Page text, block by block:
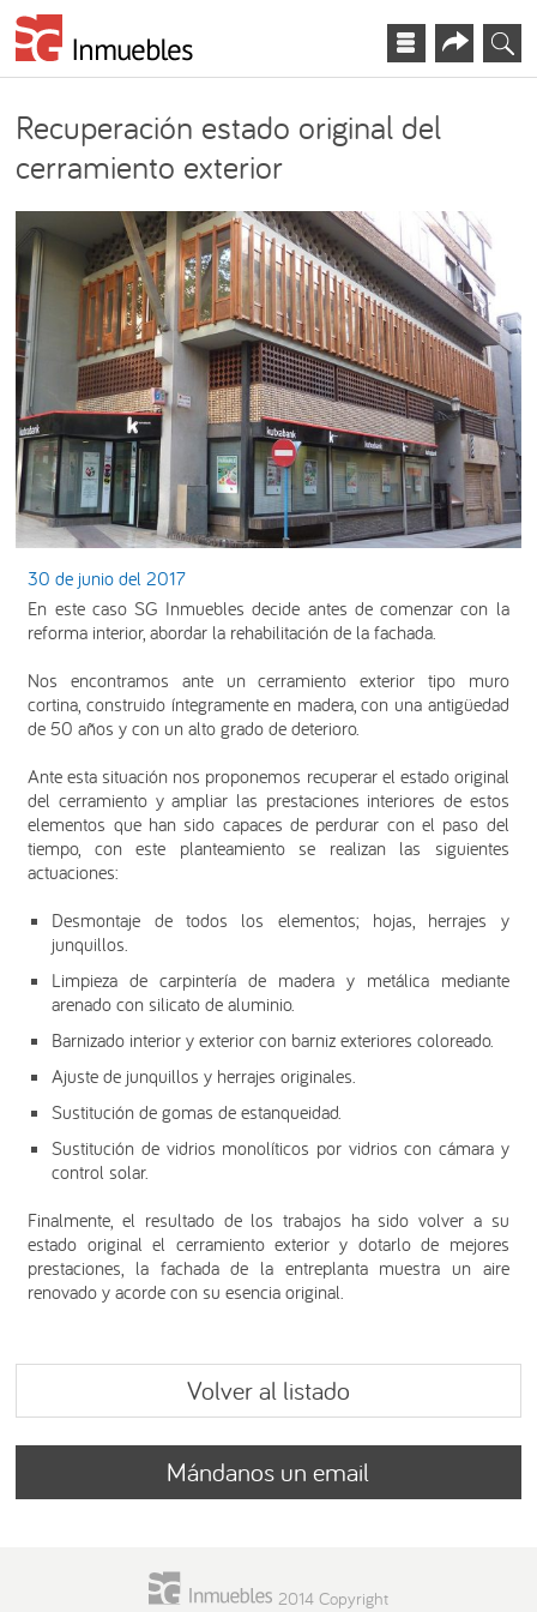
Recuperación estado original del
cerramiento exterior
30 de junio del 2017
En este caso SG Inmuebles decide antes de comenzar con la
reforma interior, abordar la rehabilitación de la fachada.
Nos encontramos ante un cerramiento exterior tipo muro
cortina, construido íntegramente en madera, con una antigüedad
de 50 años y con un alto grado de deterioro.
Ante esta situación nos proponemos recuperar el estado original
del cerramiento y ampliar las prestaciones interiores de estos
elementos que han sido capaces de perdurar con el paso del
tiempo, con este planteamiento se realizan las siguientes
actuaciones:
Desmontaje de todos los elementos; hojas, herrajes y
junquillos.
Limpieza de carpintería de madera y metálica mediante
arenado con silicato de aluminio.
Barnizado interior y exterior con barniz exteriores coloreado.
Ajuste de junquillos y herrajes originales.
Sustitución de gomas de estanqueidad.
Sustitución de vidrios monolíticos por vidrios con cámara y
control solar.
Finalmente, el resultado de los trabajos ha sido volver a su
estado original el cerramiento exterior y dotarlo de mejores
prestaciones, la fachada de la entreplanta muestra un aire
renovado y acorde con su esencia original.
Volver al listado
Mándanos un email
2014 Copyright